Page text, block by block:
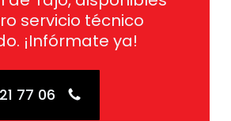
servicio técnico
¡Infórmate ya!
77 06